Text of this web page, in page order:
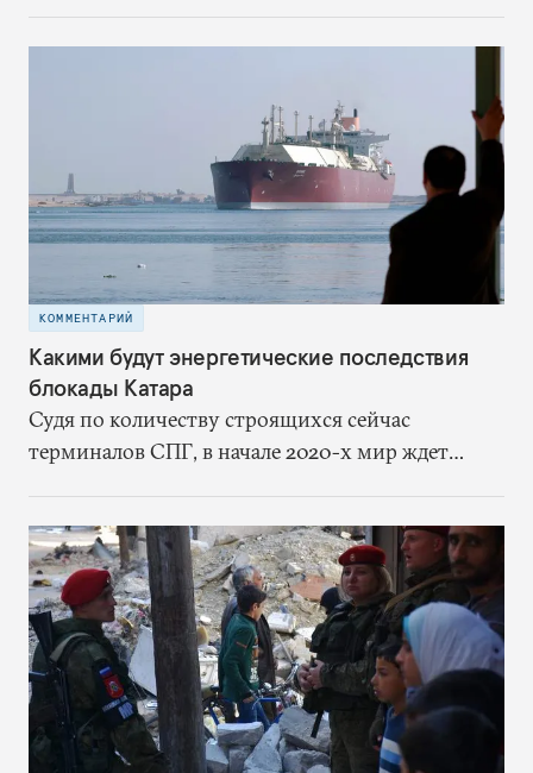
в нейтральных водах, не наносил ракетные
удары по судам в Персидском заливе, а в Ираке
шиитские ополченцы не нападали на
американцев. Отказавшись от ядерного
соглашения без каких-либо доказательств
обмана со стороны Ирана, США запустили
предсказуемый цикл эскалации
КОММЕНТАРИЙ
Какими будут энергетические последствия
блокады Катара
Судя по количеству строящихся сейчас
терминалов СПГ, в начале 2020-х мир ждет
блокаду может еще больше усилить и без того
неизбежное перенасыщение рынка и серьезно
сбить цены в перспективе пяти-семи лет. Для
Катара такой сценарий не проблема, а вот для
США – повод для беспокойства